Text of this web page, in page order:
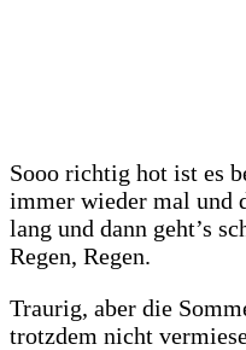
Sooo richtig hot ist es
immer wieder mal und
lang und dann geht’s
Regen, Regen.
Traurig, aber die
trotzdem nicht